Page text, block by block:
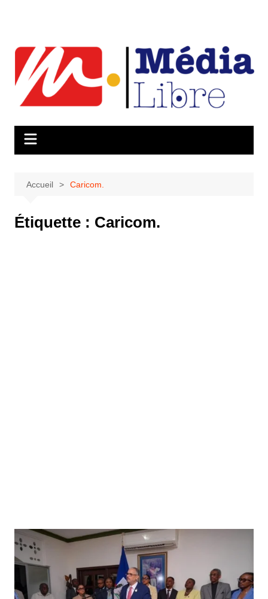
contenu
Accueil Caricom.
Étiquette : Caricom.